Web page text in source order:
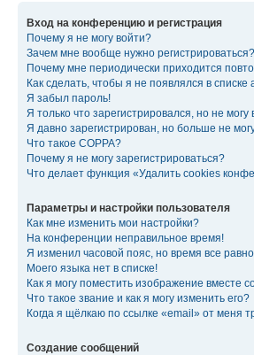
Вход на конференцию и регистрация
Почему я не могу войти?
Зачем мне вообще нужно регистрироваться?
Почему мне периодически приходится
Как сделать, чтобы я не появлялся в
Я забыл пароль!
Я только что зарегистрировался, но не могу
Я давно зарегистрирован, но больше не
Что такое COPPA?
Почему я не могу зарегистрироваться?
Что делает функция «Удалить cookies
Параметры и настройки пользователя
Как мне изменить мои настройки?
На конференции неправильное время!
Я изменил часовой пояс, но время все
Моего языка нет в списке!
Как я могу поместить изображение вместе
Что такое звание и как я могу изменить его?
Когда я щёлкаю по ссылке «email» от меня
Создание сообщений